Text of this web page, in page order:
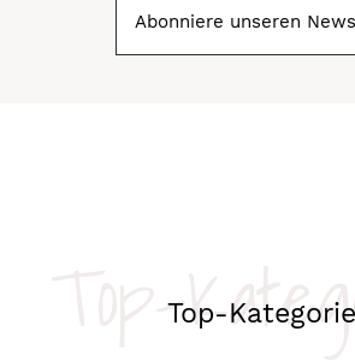
Abonniere unseren
Top-
Top-